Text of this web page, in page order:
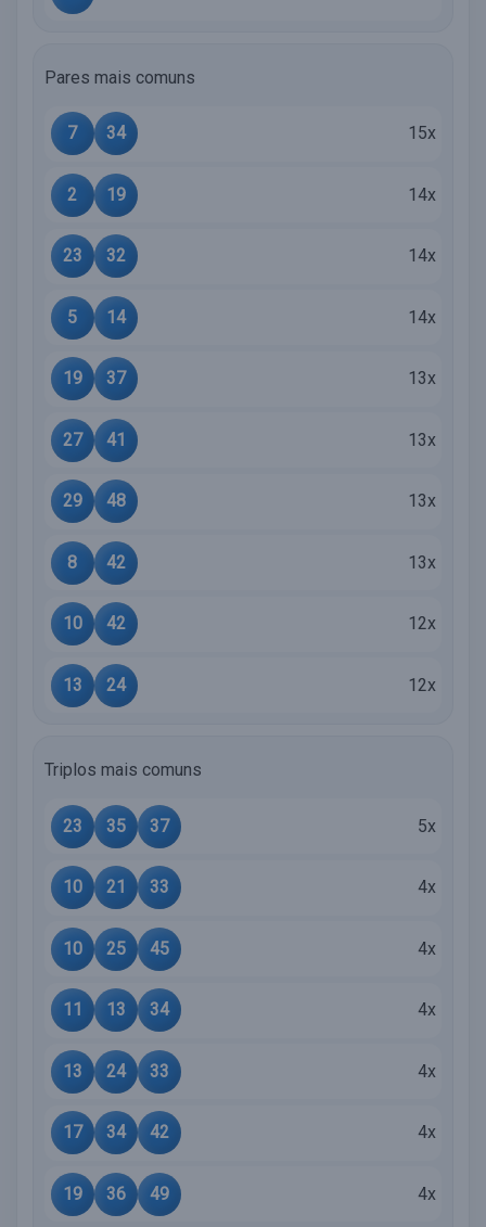
Pares mais comuns
7 34 15x
2 19 14x
23 32 14x
5 14 14x
19 37 13x
27 41 13x
29 48 13x
8 42 13x
10 42 12x
13 24 12x
Triplos mais comuns
23 35 37 5x
10 21 33 4x
10 25 45 4x
11 13 34 4x
13 24 33 4x
17 34 42 4x
19 36 49 4x